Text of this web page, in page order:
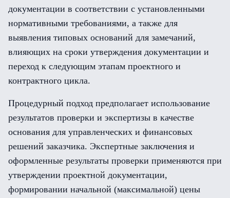
документации в соответствии с установленными
нормативными требованиями, а также для
выявления типовых оснований для замечаний,
влияющих на сроки утверждения документации и
переход к следующим этапам проектного и
контрактного цикла.
Процедурный подход предполагает использование
результатов проверки и экспертизы в качестве
основания для управленческих и финансовых
решений заказчика. Экспертные заключения и
оформленные результаты проверки применяются при
утверждении проектной документации,
формировании начальной (максимальной) цены